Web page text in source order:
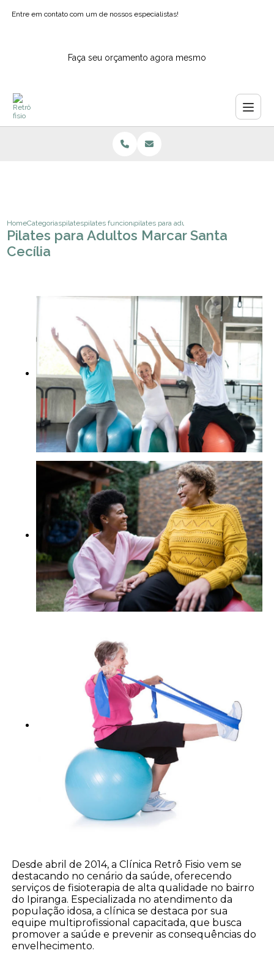
Entre em contato com um de nossos especialistas!
Faça seu orçamento agora mesmo
HomeCategoriaspilatespilates funcional para idosospilates para adultos marcar santa cecilia
Pilates para Adultos Marcar Santa
Cecília
Desde abril de 2014, a Clínica Retrô Fisio vem se
destacando no cenário da saúde, oferecendo
serviços de fisioterapia de alta qualidade no bairro
do Ipiranga. Especializada no atendimento da
população idosa, a clínica se destaca por sua
equipe multiprofissional capacitada, que busca
promover a saúde e prevenir as consequências do
envelhecimento.